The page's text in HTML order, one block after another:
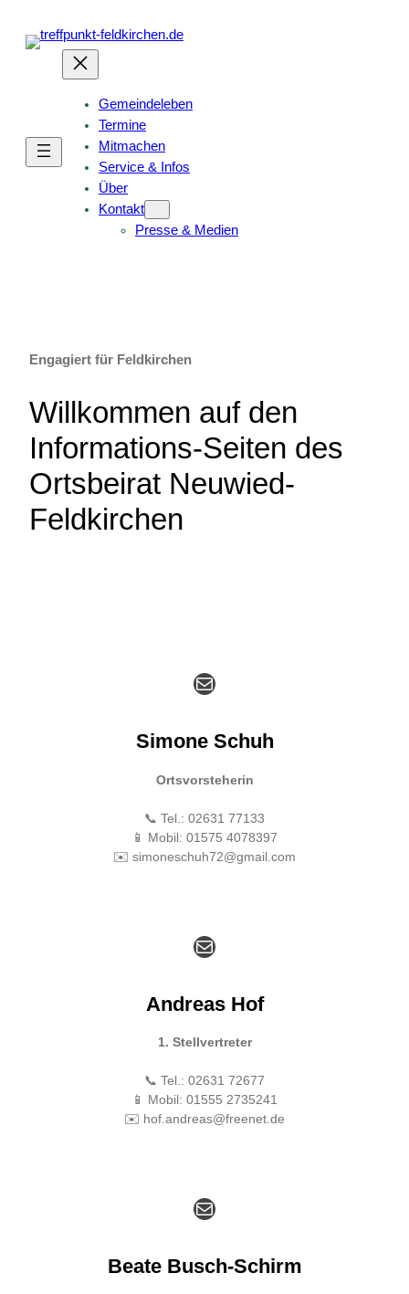
Gemeindeleben
Termine
Mitmachen
Service & Infos
Über
Kontakt
Presse & Medien
Engagiert für Feldkirchen
Willkommen auf den
Informations-Seiten des
Ortsbeirat Neuwied-
Feldkirchen
E-Mail
Simone Schuh
Ortsvorsteherin
📞 Tel.: 02631 77133
📱 Mobil: 01575 4078397
✉️ simoneschuh72@gmail.com
E-Mail
Andreas Hof
1. Stellvertreter
📞 Tel.: 02631 72677
📱 Mobil: 01555 2735241
✉️ hof.andreas@freenet.de
E-Mail
Beate Busch-Schirm